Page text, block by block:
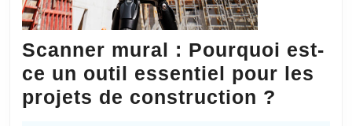
Scanner mural : Pourquoi est-
ce un outil essentiel pour les
projets de construction ?